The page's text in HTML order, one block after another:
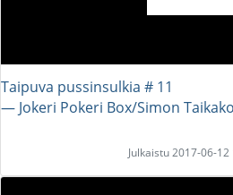
Taipuva pussinsulkia # 11
― Jokeri Pokeri Box/Simon
Julkaistu 2017-06-